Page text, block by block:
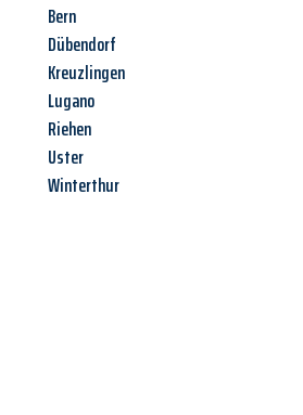
Bern
Dübendorf
Kreuzlingen
Lugano
Riehen
Uster
Winterthur